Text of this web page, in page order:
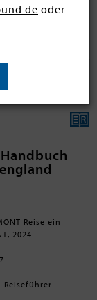
oder
Reise ein
2024
Reiseführer